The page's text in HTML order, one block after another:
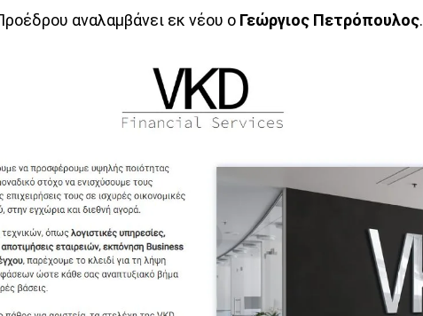
αναλαμβάνει εκ νέου ο Γεώργιος Πετρόπουλος.